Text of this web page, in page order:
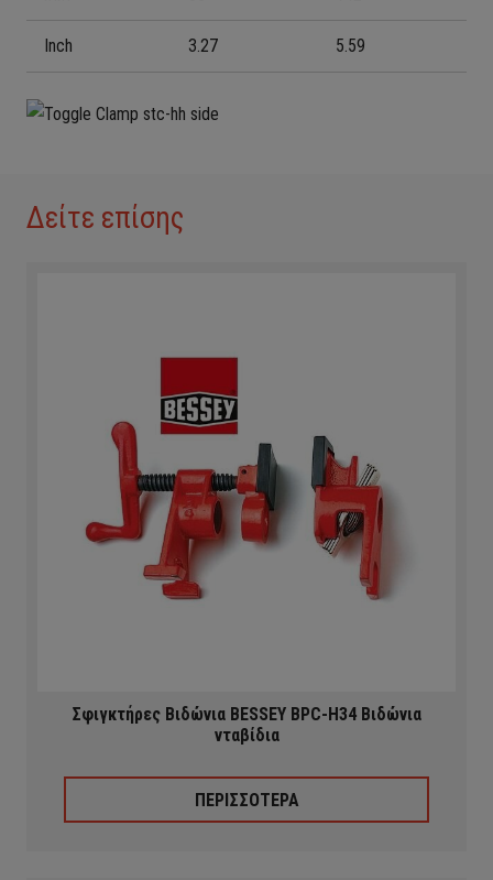
Inch 3.27 5.59
Δείτε επίσης
Σφιγκτήρες Βιδώνια BESSEY BPC-H34 Βιδώνια
νταβίδια
ΠΕΡΙΣΣΟΤΕΡΑ